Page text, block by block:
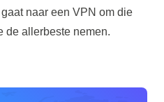
naar een VPN om die
de allerbeste nemen.